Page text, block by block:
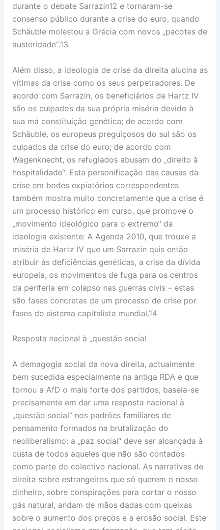
durante o debate Sarrazin12 e tornaram-se
consenso público durante a crise do euro, quando
Schäuble molestou a Grécia com novos „pacotes de
austeridade“.13
Além disso, a ideologia de crise da direita alucina as
vítimas da crise como os seus perpetradores. De
acordo com Sarrazin, os beneficiários de Hartz IV
são os culpados da sua própria miséria devido à
sua má constituição genética; de acordo com
Schäuble, os europeus preguiçosos do sul são os
culpados da crise do euro; de acordo com
Wagenknecht, os refugiados abusam do „direito à
hospitalidade“. Esta personificação das causas da
crise em bodes expiatórios correspondentes
também mostra muito concretamente que a crise é
um processo histórico em curso, que promove o
„movimento ideológico para o extremo“ da
ideologia existente: A Agenda 2010, que trouxe a
miséria de Hartz IV que um Sarrazin quis então
atribuir às deficiências genéticas, a crise da dívida
europeia, os movimentos de fuga para os centros
da periferia em colapso nas guerras civis – estas
são fases concretas de um processo de crise por
fases do sistema capitalista mundial.14
Resposta nacional à „questão social
A demagogia social da nova direita, actualmente
bem sucedida especialmente na antiga RDA e que
tornou a AfD o mais forte dos partidos, baseia-se
precisamente em dar uma resposta nacional à
„questão social“ nos padrões familiares de
pensamento formados na brutalização do
neoliberalismo: a „paz social“ deve ser alcançada à
custa de todos aqueles que não são contados
como parte do colectivo nacional. As narrativas de
direita sobre estrangeiros que só querem o nosso
dinheiro, sobre conspirações para cortar o nosso
gás natural, andam de mãos dadas com queixas
sobre o aumento dos preços e a erosão social. Este